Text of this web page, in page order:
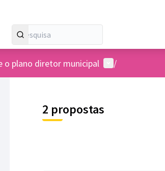
o plano diretor municipal Menu de usuários
/
2 propostas